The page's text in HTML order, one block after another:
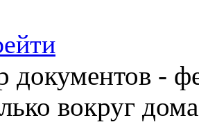
документов -
вокруг